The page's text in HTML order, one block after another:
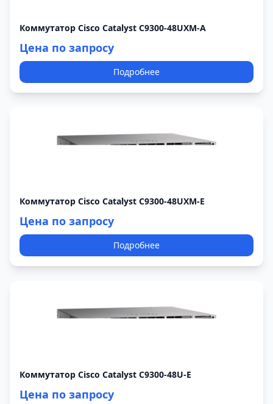
Коммутатор Cisco Catalyst C9300-48UXM-A
Цена по запросу
Подробнее
Коммутатор Cisco Catalyst C9300-48UXM-E
Цена по запросу
Подробнее
Коммутатор Cisco Catalyst C9300-48U-E
Цена по запросу